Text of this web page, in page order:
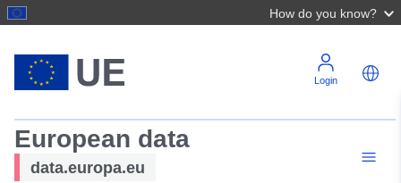
How do you know?
Login
European data
data.europa.eu